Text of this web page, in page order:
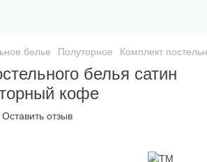
белье Полуторное Комплект
белья сатин
кофе
Оставить отзыв